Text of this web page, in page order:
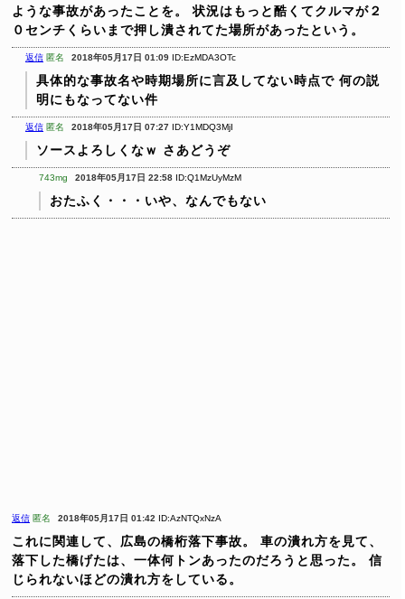
ような事故があったことを。
状況はもっと酷くてクルマが２
０センチくらいまで押し潰されてた場所があったという。
返信 匿名 2018年05月17日 01:09 ID:EzMDA3OTc
具体的な事故名や時期場所に言及してない時点で 何の説
明にもなってない件
返信 匿名 2018年05月17日 07:27 ID:Y1MDQ3MjI
ソースよろしくなｗ さあどうぞ
743mg 2018年05月17日 22:58 ID:Q1MzUyMzM
おたふく・・・いや、なんでもない
返信 匿名 2018年05月17日 01:42 ID:AzNTQxNzA
これに関連して、広島の橋桁落下事故。
車の潰れ方を見て、
落下した橋げたは、一体何トンあったのだろうと思った。
信
じられないほどの潰れ方をしている。